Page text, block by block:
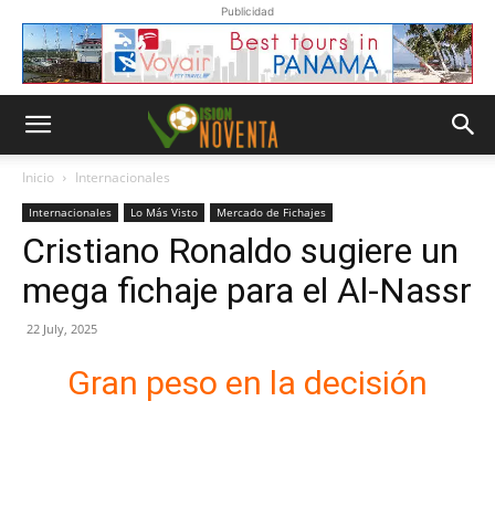
Publicidad
Inicio Internacionales
Internacionales Lo Más Visto Mercado de Fichajes
Cristiano Ronaldo sugiere un
mega fichaje para el Al-Nassr
22 July, 2025
Gran peso en la decisión